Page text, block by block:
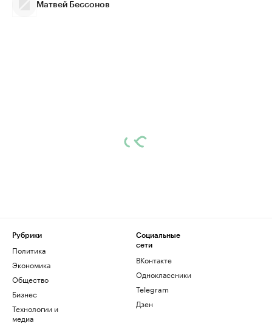
Матвей Бессонов
Рубрики
Политика
Экономика
Общество
Бизнес
Технологии и
медиа
Социальные
сети
ВКонтакте
Одноклассники
Telegram
Дзен